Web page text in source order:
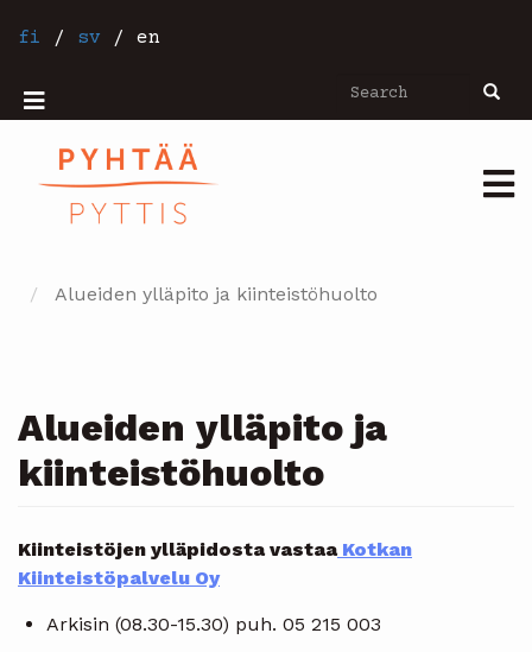
fi / sv / en
Search
Mobiilivalikko
Alueiden ylläpito ja kiinteistöhuolto
Alueiden ylläpito ja
kiinteistöhuolto
Kiinteistöjen ylläpidosta vastaaKotkan
Kiinteistöpalvelu Oy
Arkisin (08.30-15.30) puh. 05 215 003